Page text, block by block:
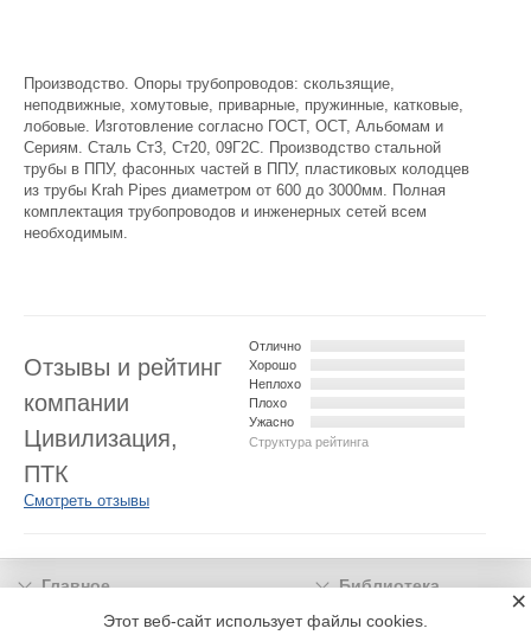
Производство. Опоры трубопроводов: скользящие,
неподвижные, хомутовые, приварные, пружинные, катковые,
лобовые. Изготовление согласно ГОСТ, ОСТ, Альбомам и
Сериям. Сталь Ст3, Ст20, 09Г2С. Производство стальной
трубы в ППУ, фасонных частей в ППУ, пластиковых колодцев
из трубы Krah Pipes диаметром от 600 до 3000мм. Полная
комплектация трубопроводов и инженерных сетей всем
необходимым.
Структура рейтинга
Отлично
Хорошо
Неплохо
Плохо
Ужасно
Отзывы и рейтинг
компании
Цивилизация,
ПТК
Смотреть отзывы
Главное
Библиотека
Подписка
Реклама
Этот веб-сайт использует файлы cookies.
×